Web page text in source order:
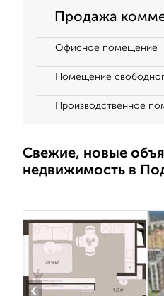
Продажа
Офисное помещение
Помещение
Производственное
Свежие, новые
недвижимость в
‹